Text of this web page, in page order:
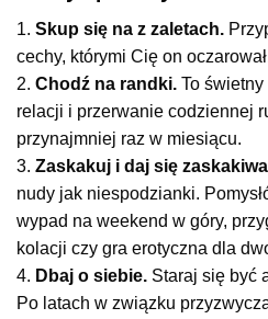
1. Skup się na z zaletach.
cechy, którymi Cię on
2. Chodź na randki. To
relacji i przerwanie codziennej
przynajmniej raz w miesiącu.
3. Zaskakuj i daj się
nudy jak niespodzianki.
wypad na weekend w góry,
kolacji czy gra erotyczna dla
4. Dbaj o siebie. Staraj się być
Po latach w związku